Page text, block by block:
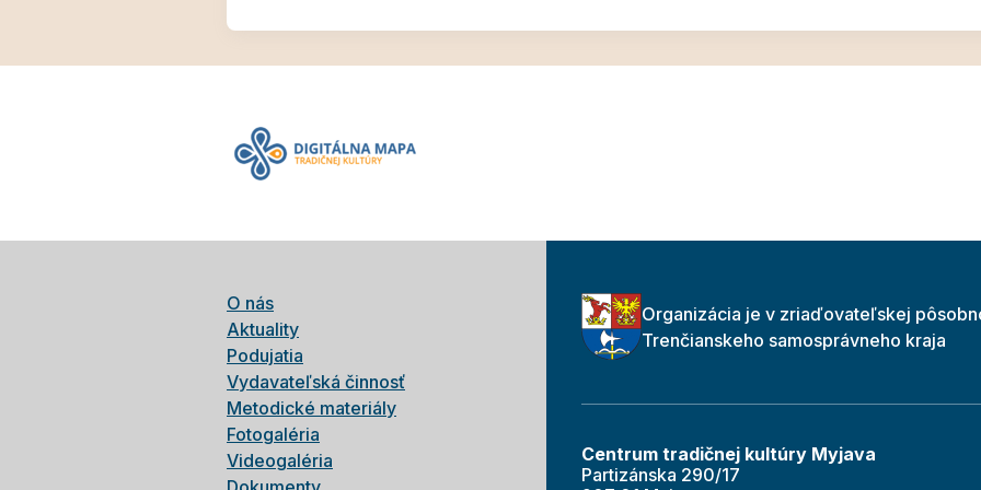
O nás
Aktuality
Podujatia
Vydavateľská činnosť
Metodické materiály
Fotogaléria
Videogaléria
Organizácia je v zriaďovateľskej
Trenčianskeho samosprávneho kraja
Centrum tradičnej kultúry Myjava
Partizánska 290/17